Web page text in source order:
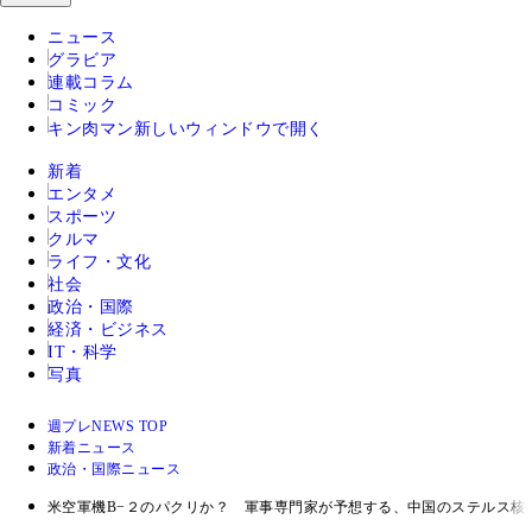
ニュース
グラビア
連載コラム
コミック
キン肉マン 新しいウィンドウで開く
新着
エンタメ
スポーツ
クルマ
ライフ・文化
社会
政治・国際
経済・ビジネス
IT・科学
写真
週プレNEWS TOP
新着ニュース
政治・国際ニュース
米空軍機B−２のパクリか？ 軍事専門家が予想する、中国のステルス核